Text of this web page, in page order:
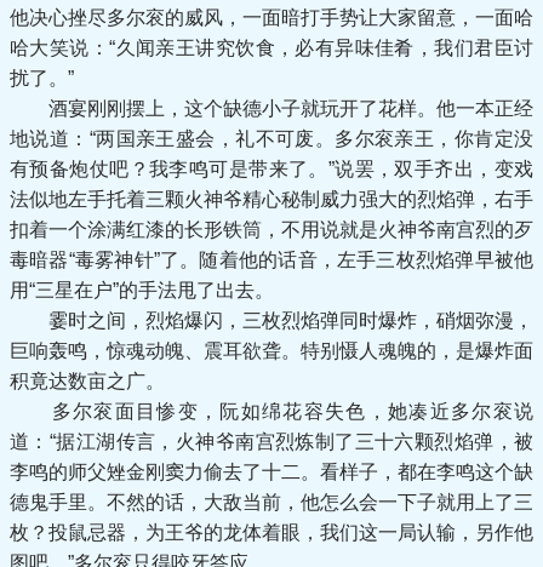
他决心挫尽多尔衮的威风，一面暗打手势让大家留意，一面哈
哈大笑说：“久闻亲王讲究饮食，必有异味佳肴，我们君臣讨
扰了。”
酒宴刚刚摆上，这个缺德小子就玩开了花样。他一本正经
地说道：“两国亲王盛会，礼不可废。多尔衮亲王，你肯定没
有预备炮仗吧？我李鸣可是带来了。”说罢，双手齐出，变戏
法似地左手托着三颗火神爷精心秘制威力强大的烈焰弹，右手
扣着一个涂满红漆的长形铁筒，不用说就是火神爷南宫烈的歹
毒暗器“毒雾神针”了。随着他的话音，左手三枚烈焰弹早被他
用“三星在户”的手法甩了出去。
霎时之间，烈焰爆闪，三枚烈焰弹同时爆炸，硝烟弥漫，
巨响轰鸣，惊魂动魄、震耳欲聋。特别慑人魂魄的，是爆炸面
积竟达数亩之广。
多尔衮面目惨变，阮如绵花容失色，她凑近多尔衮说
道：“据江湖传言，火神爷南宫烈炼制了三十六颗烈焰弹，被
李鸣的师父矬金刚窦力偷去了十二。看样子，都在李鸣这个缺
德鬼手里。不然的话，大敌当前，他怎么会一下子就用上了三
枚？投鼠忌器，为王爷的龙体着眼，我们这一局认输，另作他
图吧。”多尔衮只得咬牙答应。